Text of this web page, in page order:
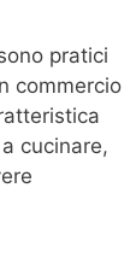
pratici
commercio
cucinare,